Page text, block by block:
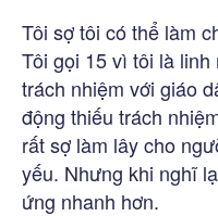
Tôi sợ tôi có thể làm
Tôi gọi 15 vì tôi là
trách nhiệm với giáo
động thiếu trách
rất sợ làm lây cho
yếu. Nhưng khi nghĩ
ứng nhanh hơn.